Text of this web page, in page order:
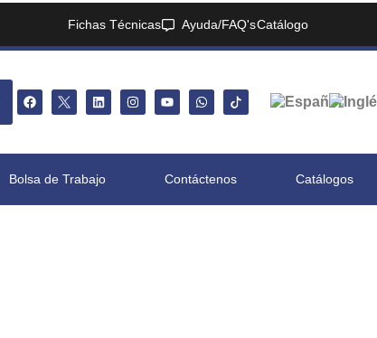
Fichas Técnicas Ayuda/FAQ'sCatálogo
Bolsa de Trabajo Contáctenos Catálogos